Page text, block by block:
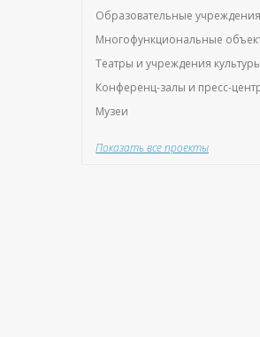
Образовательные учреждения
Многофункциональные
Театры и учреждения культуры
Конференц-залы и пресс-
Музеи
Показать все проекты